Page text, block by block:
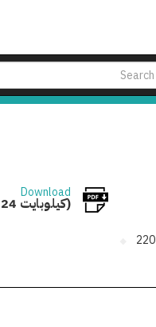
Download
(68.24 كيلوبايت)
220